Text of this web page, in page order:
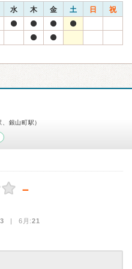
水 木 金 土 日 祝
銀山町駅）
－
| 6月:21